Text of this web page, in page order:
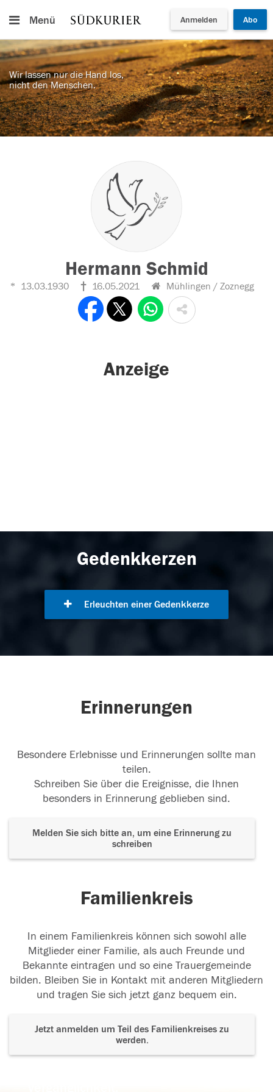
Menü Anmelden Abo
Wir lassen nur die Hand los,
nicht den Menschen.
Hermann Schmid
13.03.1930 16.05.2021 Mühlingen / Zoznegg
Anzeige
Gedenkkerzen
Erleuchten einer Gedenkkerze
Erinnerungen
Besondere Erlebnisse und Erinnerungen sollte man
teilen.
Schreiben Sie über die Ereignisse, die Ihnen
besonders in Erinnerung geblieben sind.
Melden Sie sich bitte an, um eine Erinnerung zu
schreiben
Familienkreis
In einem Familienkreis können sich sowohl alle
Mitglieder einer Familie, als auch Freunde und
Bekannte eintragen und so eine Trauergemeinde
bilden. Bleiben Sie in Kontakt mit anderen Mitgliedern
und tragen Sie sich jetzt ganz bequem ein.
Jetzt anmelden um Teil des Familienkreises zu
werden.